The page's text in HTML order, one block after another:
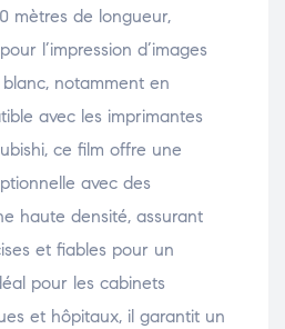
mètres de longueur,
l’impression d’images
notamment en
avec les imprimantes
ce film offre une
avec des
haute densité, assurant
et fiables pour un
pour les cabinets
et hôpitaux, il garantit un